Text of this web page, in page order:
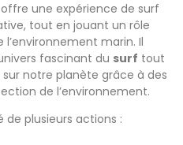
une expérience de surf
tout en jouant un rôle
marin. Il
fascinant du surf tout
sur notre planète grâce à des
de l’environnement.
plusieurs actions :